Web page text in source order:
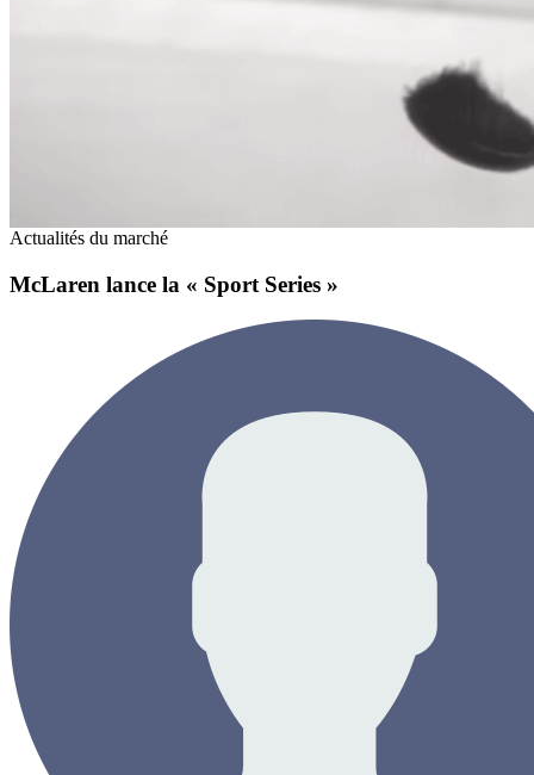
Actualités du marché
McLaren lance la « Sport Series »